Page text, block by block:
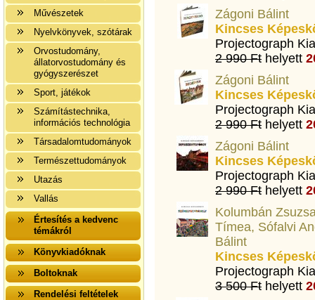
Művészetek
Nyelvkönyvek, szótárak
Orvostudomány,
állatorvostudomány és
gyógyszerészet
Sport, játékok
Számítástechnika,
információs technológia
Társadalomtudományok
Természettudományok
Utazás
Vallás
Értesítés a kedvenc
témákról
Könyvkiadóknak
Boltoknak
Rendelési feltételek
Zágoni Bálint
Kincses
Projectograph
2 990 Ft helyett
Zágoni Bálint
Kincses
Projectograph
2 990 Ft helyett
Zágoni Bálint
Kincses
Projectograph
2 990 Ft helyett
Kolumbán
Tímea, Sófalvi
Bálint
Kincses
Projectograph
3 500 Ft helyett